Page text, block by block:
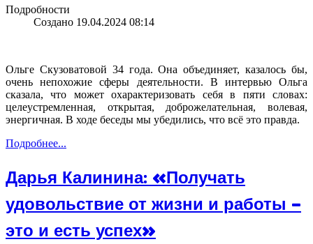
Подробности
Создано 19.04.2024 08:14
Ольге Скузоватовой 34 года. Она объединяет, казалось бы,
очень непохожие сферы деятельности. В интервью Ольга
сказала, что может охарактеризовать себя в пяти словах:
целеустремленная, открытая, доброжелательная, волевая,
энергичная. В ходе беседы мы убедились, что всё это правда.
Подробнее...
Дарья Калинина: «Получать
удовольствие от жизни и работы –
это и есть успех»